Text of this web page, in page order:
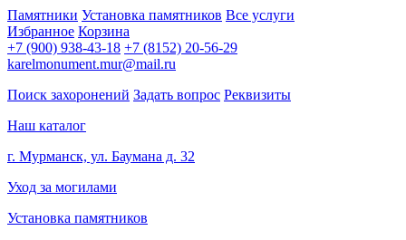
Памятники Установка памятников Все услуги
Избранное Корзина
+7 (900) 938-43-18 +7 (8152) 20-56-29
karelmonument.mur@mail.ru
Поиск захоронений Задать вопрос Реквизиты
Наш каталог
г. Мурманск, ул. Баумана д. 32
Уход за могилами
Установка памятников